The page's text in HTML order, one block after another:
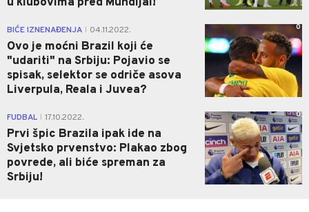
BIĆE IZNENAĐENJA 04.11.2022.
Ovo je moćni Brazil koji će
"udariti" na Srbiju: Pojavio se
spisak, selektor se odriče asova
Liverpula, Reala i Juvea?
0
FUDBAL 17.10.2022.
Prvi špic Brazila ipak ide na
Svjetsko prvenstvo: Plakao zbog
povrede, ali biće spreman za
Srbiju!
0